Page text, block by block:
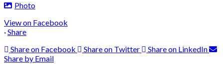
Photo
View on Facebook
·Share
Share on Facebook
Share on Twitter
Share on LinkedIn
Share by Email